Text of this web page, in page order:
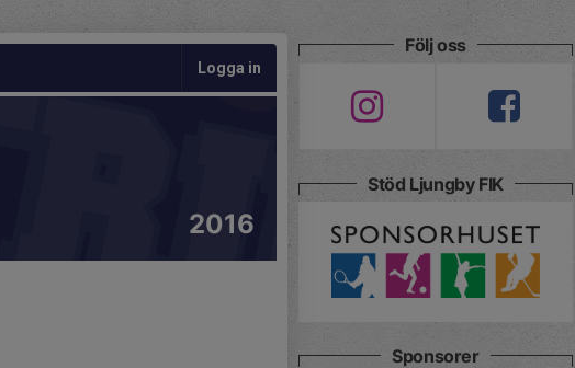
Logga in
2016
Följ oss
Stöd Ljungby FIK
Sponsorer